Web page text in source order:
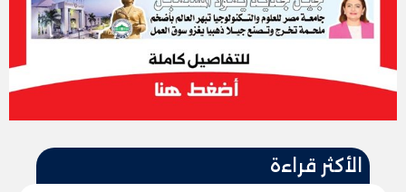
الأكثر قراءة